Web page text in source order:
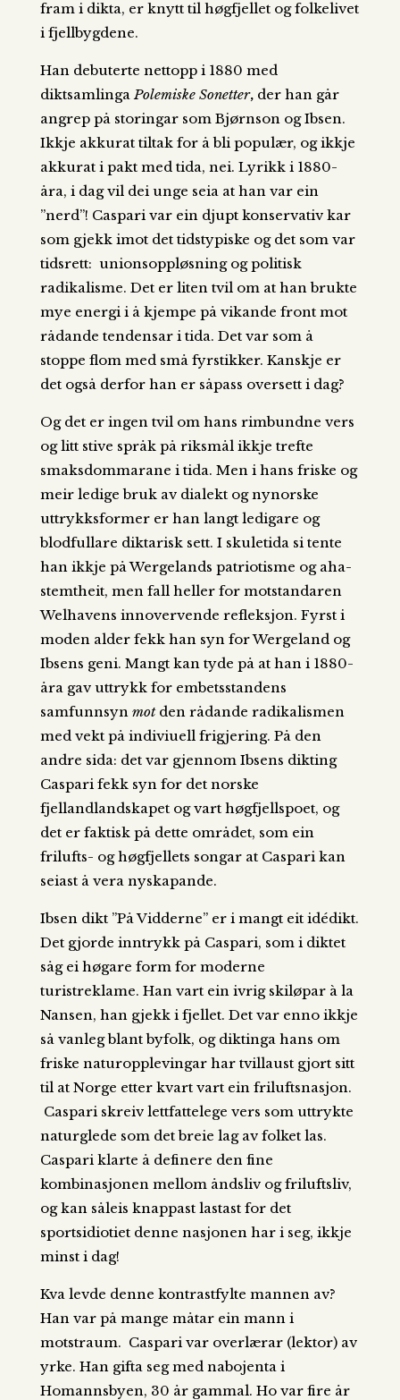
fram i dikta, er knytt til høgfjellet og folkelivet
i fjellbygdene.
Han debuterte nettopp i 1880 med
diktsamlinga Polemiske Sonetter,der han går
angrep på storingar som Bjørnson og Ibsen.
Ikkje akkurat tiltak for å bli populær, og ikkje
akkurat i pakt med tida, nei. Lyrikk i 1880-
åra, i dag vil dei unge seia at han var ein
”nerd”! Caspari var ein djupt konservativ kar
som gjekk imot det tidstypiske og det som var
tidsrett: unionsoppløsning og politisk
radikalisme. Det er liten tvil om at han brukte
mye energi i å kjempe på vikande front mot
rådande tendensar i tida. Det var som å
stoppe flom med små fyrstikker. Kanskje er
det også derfor han er såpass oversett i dag?
Og det er ingen tvil om hans rimbundne vers
og litt stive språk på riksmål ikkje trefte
smaksdommarane i tida. Men i hans friske og
meir ledige bruk av dialekt og nynorske
uttrykksformer er han langt ledigare og
blodfullare diktarisk sett. I skuletida si tente
han ikkje på Wergelands patriotisme og aha-
stemtheit, men fall heller for motstandaren
Welhavens innovervende refleksjon. Fyrst i
moden alder fekk han syn for Wergeland og
Ibsens geni. Mangt kan tyde på at han i 1880-
åra gav uttrykk for embetsstandens
samfunnsyn motden rådande radikalismen
med vekt på indiviuell frigjering. På den
andre sida: det var gjennom Ibsens dikting
Caspari fekk syn for det norske
fjellandlandskapet og vart høgfjellspoet, og
det er faktisk på dette området, som ein
frilufts- og høgfjellets songar at Caspari kan
seiast å vera nyskapande.
Ibsen dikt ”På Vidderne” er i mangt eit idédikt.
Det gjorde inntrykk på Caspari, som i diktet
såg ei høgare form for moderne
turistreklame. Han vart ein ivrig skiløpar à la
Nansen, han gjekk i fjellet. Det var enno ikkje
så vanleg blant byfolk, og diktinga hans om
friske naturopplevingar har tvillaust gjort sitt
til at Norge etter kvart vart ein friluftsnasjon.
Caspari skreiv lettfattelege vers som uttrykte
naturglede som det breie lag av folket las.
Caspari klarte å definere den fine
kombinasjonen mellom åndsliv og friluftsliv,
og kan såleis knappast lastast for det
sportsidiotiet denne nasjonen har i seg, ikkje
minst i dag!
Kva levde denne kontrastfylte mannen av?
Han var på mange måtar ein mann i
motstraum. Caspari var overlærar (lektor) av
yrke. Han gifta seg med nabojenta i
Homannsbyen, 30 år gammal. Ho var fire år